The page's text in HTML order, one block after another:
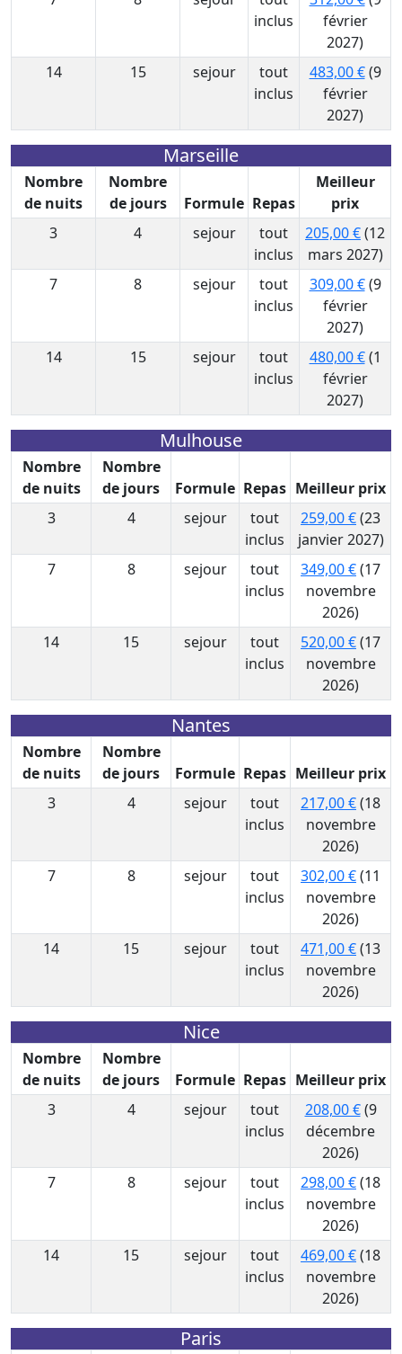
inclus
février
2027)
14
15 sejour
tout
inclus
483,00 €(9
février
2027)
Marseille
Nombre
de nuits
Nombre
de jours
Formule Repas
Meilleur
prix
3
4 sejour
tout
inclus
205,00 €(12
mars 2027)
7
8 sejour
tout
inclus
309,00 €(9
février
2027)
14
15 sejour
tout
inclus
480,00 €(1
février
2027)
Mulhouse
Nombre
de nuits
Nombre
de jours
Formule Repas Meilleur prix
3
4 sejour
tout
inclus
259,00 €(23
janvier 2027)
7
8 sejour
tout
inclus
349,00 €(17
novembre
2026)
14
15 sejour
tout
inclus
520,00 €(17
novembre
2026)
Nantes
Nombre
de nuits
Nombre
de jours
Formule Repas Meilleur prix
3
4 sejour
tout
inclus
217,00 €(18
novembre
2026)
7
8 sejour
tout
inclus
302,00 €(11
novembre
2026)
14
15 sejour
tout
inclus
471,00 €(13
novembre
2026)
Nice
Nombre
de nuits
Nombre
de jours
Formule Repas Meilleur prix
3
4 sejour
tout
inclus
208,00 €(9
décembre
2026)
7
8 sejour
tout
inclus
298,00 €(18
novembre
2026)
14
15 sejour
tout
inclus
469,00 €(18
novembre
2026)
Paris